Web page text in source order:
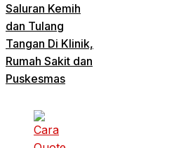
Saluran Kemih
dan Tulang
Tangan Di Klinik,
Rumah Sakit dan
Puskesmas